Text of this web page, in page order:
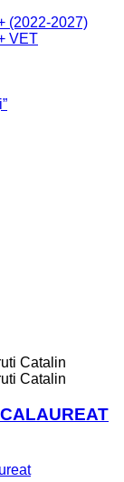
(2022-2027)
VET
Catalin
Catalin